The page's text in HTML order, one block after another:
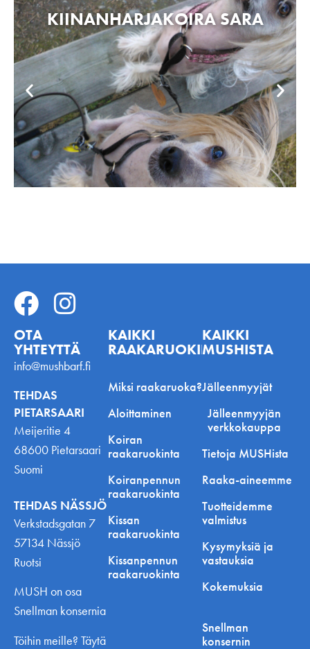
KIINANHARJAKOIRA SARA
OTA
YHTEYTTÄ
info@mushbarf.fi
TEHDAS
PIETARSAARI
Meijeritie 4
68600 Pietarsaari
Suomi
TEHDAS NÄSSJÖ
Verkstadsgatan 7
57134 Nässjö
Ruotsi
MUSH on osa
Snellman konsernia
Töihin meille? Täytä
KAIKKI
RAAKARUOKINNASTA
Miksi raakaruoka?
Aloittaminen
Koiran
raakaruokinta
Koiranpennun
raakaruokinta
Kissan
raakaruokinta
Kissanpennun
raakaruokinta
KAIKKI
MUSHISTA
Jälleenmyyjät
Jälleenmyyjän
verkkokauppa
Tietoja MUSHista
Raaka-aineemme
Tuotteidemme
valmistus
Kysymyksiä ja
vastauksia
Kokemuksia
Snellman
konsernin